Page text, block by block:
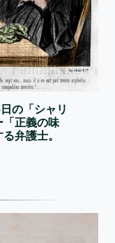
の「シャリ
「正義の味
弁護士。